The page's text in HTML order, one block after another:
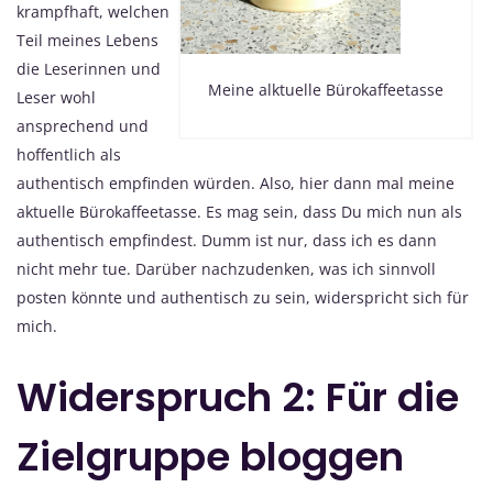
Meine alktuelle Bürokaffeetasse
krampfhaft, welchen
Teil meines Lebens
die Leserinnen und
Leser wohl
ansprechend und
hoffentlich als
authentisch empfinden würden. Also, hier dann mal meine
aktuelle Bürokaffeetasse. Es mag sein, dass Du mich nun als
authentisch empfindest. Dumm ist nur, dass ich es dann
nicht mehr tue. Darüber nachzudenken, was ich sinnvoll
posten könnte und authentisch zu sein, widerspricht sich für
mich.
Widerspruch 2: Für die
Zielgruppe bloggen